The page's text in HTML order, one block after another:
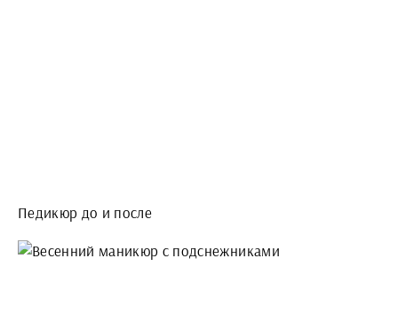
Педикюр до и после